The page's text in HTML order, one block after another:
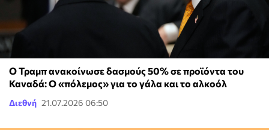
Ο Τραμπ ανακοίνωσε δασμούς 50% σε προϊόντα του
Καναδά: Ο «πόλεμος» για το γάλα και το αλκοόλ
Διεθνή 21.07.2026 06:50